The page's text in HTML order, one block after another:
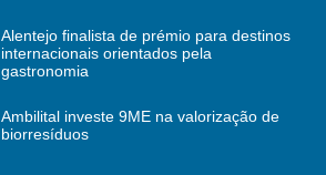
Alentejo finalista de prémio para destinos
internacionais orientados pela
gastronomia
Ambilital investe 9ME na valorização de
biorresíduos